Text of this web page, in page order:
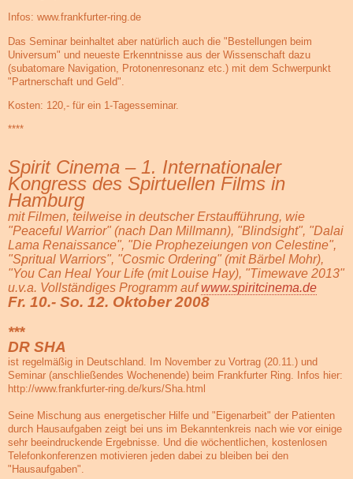
Infos: www.frankfurter-ring.de
Das Seminar beinhaltet aber natürlich auch die "Bestellungen beim
Universum" und neueste Erkenntnisse aus der Wissenschaft dazu
(subatomare Navigation, Protonenresonanz etc.) mit dem Schwerpunkt
"Partnerschaft und Geld".
Kosten: 120,- für ein 1-Tagesseminar.
****
Spirit Cinema – 1. Internationaler
Kongress des Spirtuellen Films in
Hamburg
mit Filmen, teilweise in deutscher Erstaufführung, wie
"Peaceful Warrior" (nach Dan Millmann), "Blindsight", "Dalai
Lama Renaissance", "Die Prophezeiungen von Celestine",
"Spritual Warriors", "Cosmic Ordering" (mit Bärbel Mohr),
"You Can Heal Your Life (mit Louise Hay), "Timewave 2013"
u.v.a. Vollständiges Programm aufwww.spiritcinema.de
Fr. 10.- So. 12. Oktober 2008
***
DR SHA
ist regelmäßig in Deutschland. Im November zu Vortrag (20.11.) und
Seminar (anschließendes Wochenende) beim Frankfurter Ring. Infos hier:
http://www.frankfurter-ring.de/kurs/Sha.html
Seine Mischung aus energetischer Hilfe und "Eigenarbeit" der Patienten
durch Hausaufgaben zeigt bei uns im Bekanntenkreis nach wie vor einige
sehr beeindruckende Ergebnisse. Und die wöchentlichen, kostenlosen
Telefonkonferenzen motivieren jeden dabei zu bleiben bei den
"Hausaufgaben".